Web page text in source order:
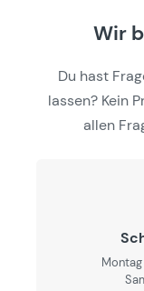
Wir
Du hast
lassen? Kein
allen